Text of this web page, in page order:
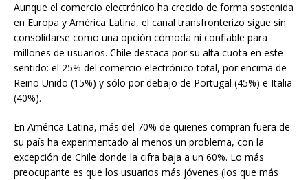
Aunque el comercio electrónico ha crecido de forma sostenida
en Europa y América Latina, el canal transfronterizo sigue sin
consolidarse como una opción cómoda ni confiable para
millones de usuarios. Chile destaca por su alta cuota en este
sentido: el 25% del comercio electrónico total, por encima de
Reino Unido (15%) y sólo por debajo de Portugal (45%) e Italia
(40%).
En América Latina, más del 70% de quienes compran fuera de
su país ha experimentado al menos un problema, con la
excepción de Chile donde la cifra baja a un 60%. Lo más
preocupante es que los usuarios más jóvenes (los que más